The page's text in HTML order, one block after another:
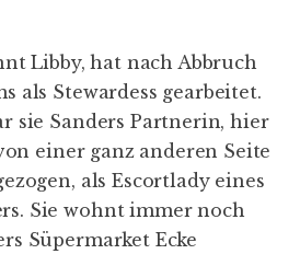
Libby, hat nach Abbruch
als Stewardess gearbeitet.
sie Sanders Partnerin, hier
einer ganz anderen Seite
als Escortlady eines
Sie wohnt immer noch
Süpermarket Ecke